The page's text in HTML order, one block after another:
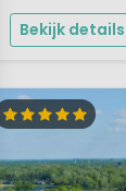
Rust, ruimte en
Bekijk details